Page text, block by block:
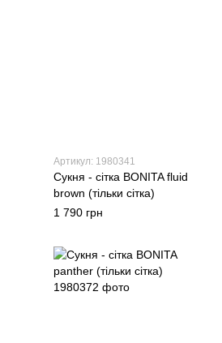
Артикул: 1980341
Сукня - сітка BONITA fluid
brown (тільки сітка)
1 790 грн